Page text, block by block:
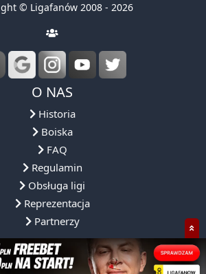
© Ligafanów 2008 - 2026
O NAS
Historia
Boiska
FAQ
Regulamin
Obsługa ligi
Reprezentacja
Partnerzy
ROZGRYWKI DLACZEGO MY?